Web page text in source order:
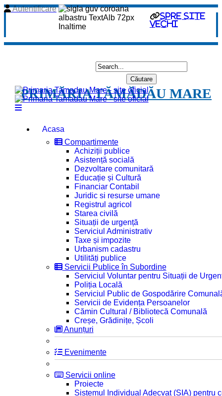
spre site
vechi
Autentificare
PRIMĂRIA TĂMĂDĂU MARE
Acasa
Compartimente
Achiziții publice
Asistență socială
Dezvoltare comunitară
Educație și Cultură
Financiar Contabil
Juridic si resurse umane
Registrul agricol
Starea civilă
Situații de urgență
Serviciul Administrativ
Taxe și impozite
Urbanism cadastru
Utilități publice
Servicii Publice în Subordine
Serviciul Voluntar pentru Situații de
Poliția Locală
Serviciul Public de Gospodărire
Servicii de Evidența Persoanelor
Cămin Cultural / Bibliotecă Comunală
Creșe, Grădinițe, Școli
Anunțuri
Evenimente
Servicii online
Proiecte
Sistemul Individual Adecvat (SIA) pentru